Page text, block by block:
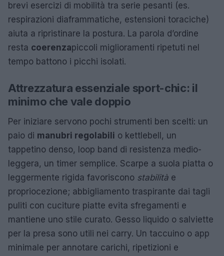
brevi esercizi di mobilità tra serie pesanti (es.
respirazioni diaframmatiche, estensioni toraciche)
aiuta a ripristinare la postura. La parola d’ordine
resta coerenzapiccoli miglioramenti ripetuti nel
tempo battono i picchi isolati.
Attrezzatura essenziale sport-chic: il
minimo che vale doppio
Per iniziare servono pochi strumenti ben scelti: un
paio di manubri regolabili o kettlebell, un
tappetino denso, loop band di resistenza medio-
leggera, un timer semplice. Scarpe a suola piatta o
leggermente rigida favoriscono stabilità e
propriocezione; abbigliamento traspirante dai tagli
puliti con cuciture piatte evita sfregamenti e
mantiene uno stile curato. Gesso liquido o salviette
per la presa sono utili nei carry. Un taccuino o app
minimale per annotare carichi, ripetizioni e